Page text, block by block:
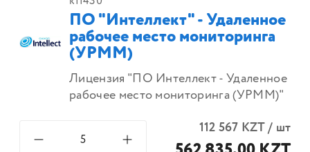
ПО "Интеллект" - Удаленное
рабочее место мониторинга
(УРММ)
Лицензия "ПО Интеллект - Удаленное
рабочее место мониторинга (УРММ)"
112 567 KZT/ шт